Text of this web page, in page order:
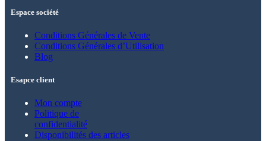
Espace société
Conditions Générales de Vente
Conditions Générales d’Utilisation
Blog
Esapce client
Mon compte
Politique de
confidentialité
Disponibilités des articles